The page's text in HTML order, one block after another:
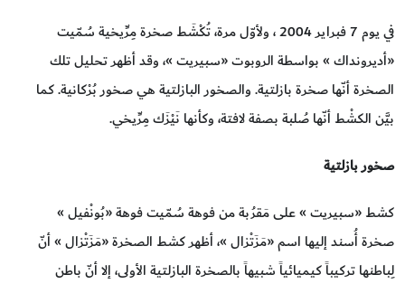
في يوم 7 فبراير 2004 ، ولأوّل مرة، تُكْشَط صخرة مِرِّيخية سُمّيت
«أديرونداك » بواسطة الروبوت «سبيريت »، وقد أظهر تحليل تلك
الصخرة أنّها صخرة بازلتية. والصخور البازلتية هي صخور بُرْكانية. كما
بيَّن الكشْط أنّها صُلبة بصفة لافتة، وكأنها نَيْزَك مِرِّيخي.
صخور بازلتية
كشط «سبيريت » على مَقرُبة من فوهة سُمّيت فوهة «بُونْفيل »
صخرة أُسند إليها اسم «مَزَتْزال »، أظهر كشط الصخرة «مَزَتْزال » أنّ
لِباطنها تركيباً كيميائياً شبيهاً بالصخرة البازلتية الأولى، إلا أنّ باطن